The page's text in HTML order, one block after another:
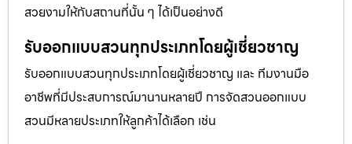
สวยงามให้กับสถานที่นั้น ๆ ได้เป็นอย่างดี
รับออกแบบสวนทุกประเภทโดยผู้เชี่ยวชาญ
รับออกแบบสวนทุกประเภทโดยผู้เชี่ยวชาญ และ ทีมงานมือ
อาชีพที่มีประสบการณ์มานานหลายปี การจัดสวนออกแบบ
สวนมีหลายประเภทให้ลูกค้าได้เลือก เช่น